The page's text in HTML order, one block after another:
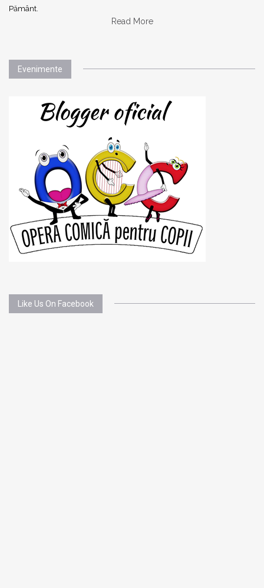
Pământ.
Read More
Evenimente
Like Us On Facebook